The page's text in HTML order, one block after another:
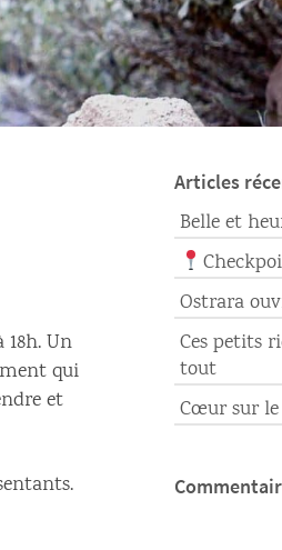
Un
qui
et
Articles
Belle et
Ostrara
Ces petits
tout
Cœur sur